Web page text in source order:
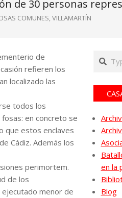
de 30 personas
COMUNES,VILLAMARTÍN
de
refieren los
localizado las
todos los
en concreto se
que estos enclaves
Cádiz. Además los
perimortem.
de los
menor de
Search
en la
Blog